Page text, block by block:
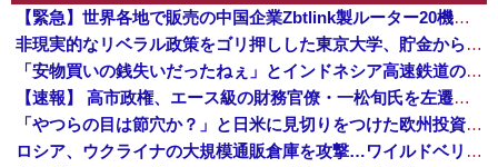
【緊急】世界各地で販売の中国企業Zbtlink製ルーター20機種にバックドア、外部から完全制御のおそれ
非現実的なリベラル政策をゴリ押しした東京大学、貯金から無駄金を垂れ流しまくった結果……
「安物買いの銭失いだったねぇ」とインドネシア高速鉄道の最終処分に日本側騒然、国家予算は使わないというと何が財源なんだ？
【速報】 高市政権、エース級の財務官僚・一松旬氏を左遷「彼は協力的でなかった」財務省の言いなりではないことが判明
「やつらの目は節穴か？」と日米に見切りをつけた欧州投資家の選択に衝撃を受ける人が続出、日英米の資産を処分して代わりに選んだのは……
ロシア、ウクライナの大規模通販倉庫を攻撃…ワイルドベリーズへの報復！